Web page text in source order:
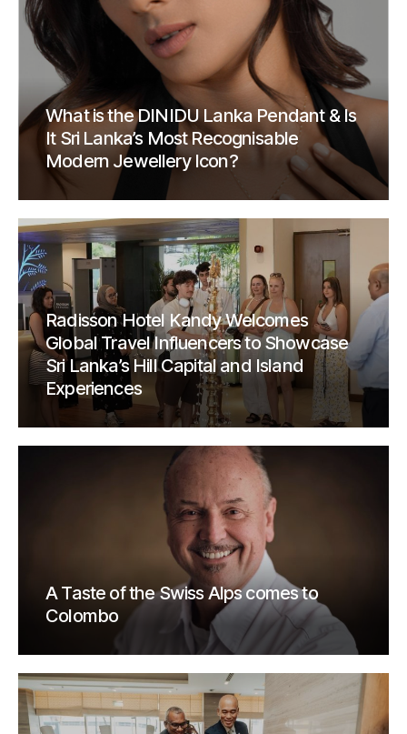
What is the DINIDU Lanka Pendant & Is
It Sri Lanka’s Most Recognisable
Modern Jewellery Icon?
Radisson Hotel Kandy Welcomes
Global Travel Influencers to Showcase
Sri Lanka’s Hill Capital and Island
Experiences
A Taste of the Swiss Alps comes to
Colombo